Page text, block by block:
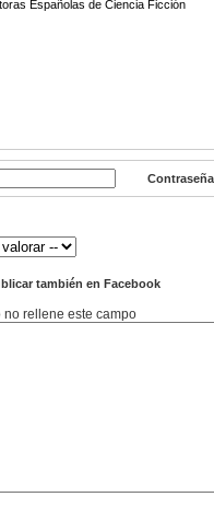
Españolas de Ciencia Ficción
Contraseña
también en Facebook
rellene este campo